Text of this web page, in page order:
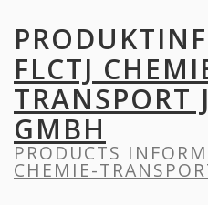
FLCTJ
TRANSPORT
GMBH
PRODUCTS
CHEMIE-